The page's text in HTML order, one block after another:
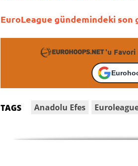
EuroLeague gündemindeki son
'u Favori
TAGS Anadolu Efes